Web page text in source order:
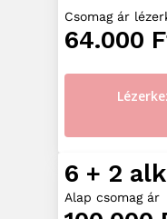
Csomag ár
64.000
6 + 2
Alap csomag ár